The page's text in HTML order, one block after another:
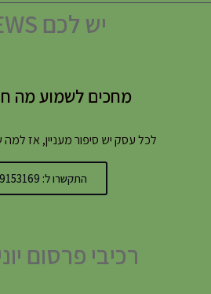
יש לכם NEWS?
מחכים לשמוע מה
לכל עסק יש סיפור מעניין, אז למה
התקשרו ל: 03-9153169
רכיבי פרסום יוני-